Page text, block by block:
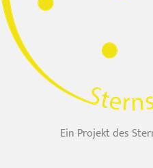
Ein Projekt des